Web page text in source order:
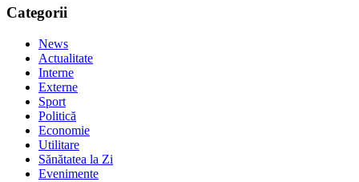
Categorii
News
Actualitate
Interne
Externe
Sport
Politică
Economie
Utilitare
Sănătatea la Zi
Evenimente